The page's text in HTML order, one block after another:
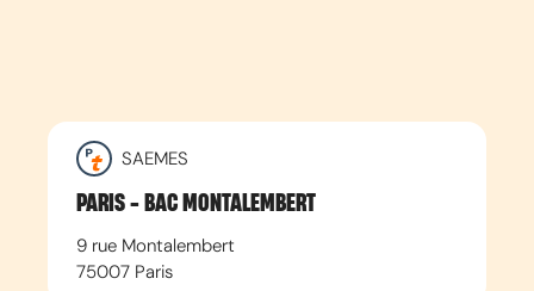
SAEMES
PARIS - BAC MONTALEMBERT
9 rue Montalembert
75007 Paris